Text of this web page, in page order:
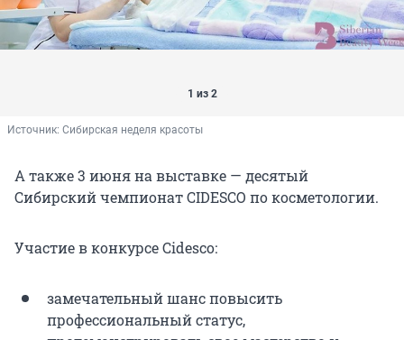
1 из 2
Источник: Сибирская неделя красоты
А также 3 июня на выставке — десятый
Сибирский чемпионат CIDESCO по косметологии.
Участие в конкурсе Cidesco:
замечательный шанс повысить
профессиональный статус,